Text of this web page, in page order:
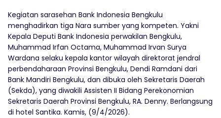
Kegiatan sarasehan Bank Indonesia Bengkulu
menghadirkan tiga Nara sumber yang kompeten. Yakni
Kepala Deputi Bank Indonesia perwakilan Bengkulu,
Muhammad Irfan Octama, Muhammad Irvan Surya
Wardana selaku kepala kantor wilayah direktorat jendral
perbendaharaan Provinsi Bengkulu, Dendi Ramdani dari
Bank Mandiri Bengkulu, dan dibuka oleh Sekretaris Daerah
(Sekda), yang diwakili Assisten II Bidang Perekonomian
Sekretaris Daerah Provinsi Bengkulu, RA. Denny. Berlangsung
di hotel Santika. Kamis, (9/4/2026).